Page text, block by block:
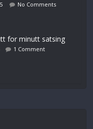
No Comments
for minutt satsing
1 Comment